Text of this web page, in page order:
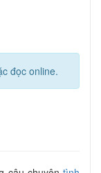
đọc online.